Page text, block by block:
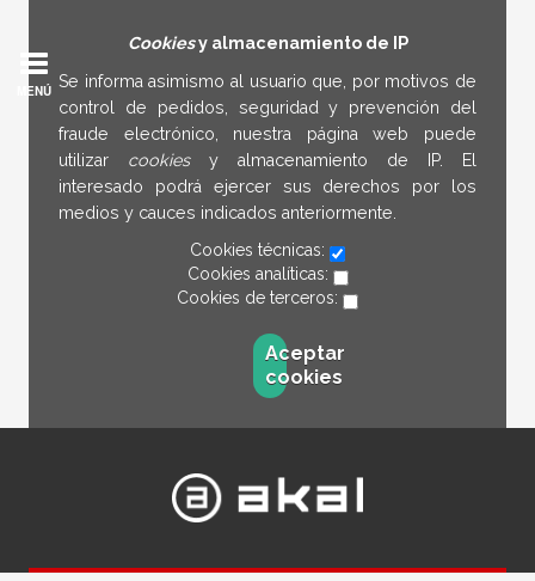
Cookiesy almacenamiento de IP
Se informa asimismo al usuario que, por motivos de
control de pedidos, seguridad y prevención del
fraude electrónico, nuestra página web puede
utilizar cookies y almacenamiento de IP. El
interesado podrá ejercer sus derechos por los
medios y cauces indicados anteriormente.
Cookies técnicas:
Cookies analíticas:
Cookies de terceros:
Aceptar
cookies
MENÚ